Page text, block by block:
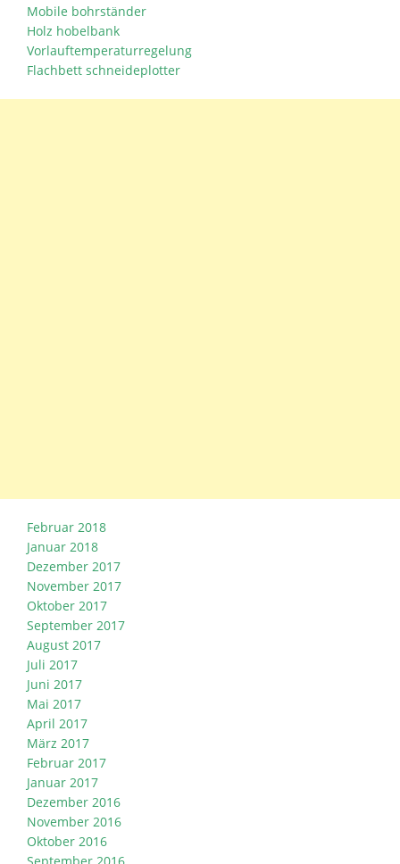
Mobile bohrständer
Holz hobelbank
Vorlauftemperaturregelung
Flachbett schneideplotter
Februar 2018
Januar 2018
Dezember 2017
November 2017
Oktober 2017
September 2017
August 2017
Juli 2017
Juni 2017
Mai 2017
April 2017
März 2017
Februar 2017
Januar 2017
Dezember 2016
November 2016
Oktober 2016